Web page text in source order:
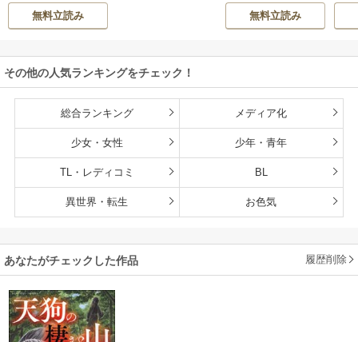
子（エブリスタ）
無料立読み
［ばら売り］
寅次
無料立読み
その他の人気ランキングをチェック！
総合ランキング メディア化
少女・女性 少年・青年
TL・レディコミ BL
異世界・転生 お色気
あなたがチェックした作品 履歴削除